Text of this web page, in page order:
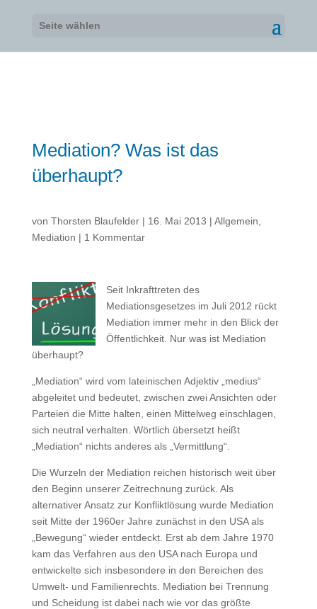
Seite wählen
Mediation? Was ist das
überhaupt?
von Thorsten Blaufelder| 16. Mai 2013 | Allgemein
Mediation | 1 Kommentar
Seit Inkrafttreten des
Mediationsgesetzes im Juli 2012 rückt
Mediation immer mehr in den Blick der
Öffentlichkeit. Nur was ist Mediation
überhaupt?
„Mediation“ wird vom lateinischen Adjektiv „medius“
abgeleitet und bedeutet, zwischen zwei Ansichten oder
Parteien die Mitte halten, einen Mittelweg einschlagen,
sich neutral verhalten. Wörtlich übersetzt heißt
„Mediation“ nichts anderes als „Vermittlung“.
Die Wurzeln der Mediation reichen historisch weit über
den Beginn unserer Zeitrechnung zurück. Als
alternativer Ansatz zur Konfliktlösung wurde Mediation
seit Mitte der 1960er Jahre zunächst in den USA als
„Bewegung“ wieder entdeckt. Erst ab dem Jahre 1970
kam das Verfahren aus den USA nach Europa und
entwickelte sich insbesondere in den Bereichen des
Umwelt- und Familienrechts. Mediation bei Trennung
und Scheidung ist dabei nach wie vor das größte